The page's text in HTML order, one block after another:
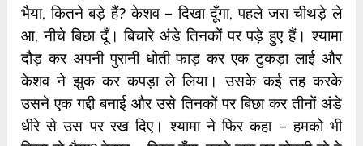
भैया, कितने बड़े हैं? केशव – दिखा दूँगा, पहले जरा चीथड़े ले
आ, नीचे बिछा दूँ। बिचारे अंडे तिनकों पर पड़े हुए हैं। श्‍यामा
दौड़ कर अपनी पुरानी धोती फाड़ कर एक टुकड़ा लाई और
केशव ने झुक कर कपड़ा ले लिया। उसके कई तह करके
उसने एक गद्दी बनाई और उसे तिनकों पर बिछा कर तीनों अंडे
धीरे से उस पर रख दिए। श्‍यामा ने फिर कहा – हमको भी